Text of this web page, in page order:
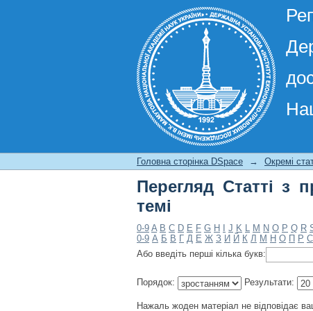
Перегляд Статті з
Головна сторінка DSpace → Окремі
Перегляд Статті з
темі
0-9 A B C D E F G H J K L M N O P Q R
0-9 А Б В Г Д Е Ж З И Й К Л М Н О П Р С
Або введіть перші кілька букв:
Порядок: Результати:
Нажаль жоден матеріал не відповідає